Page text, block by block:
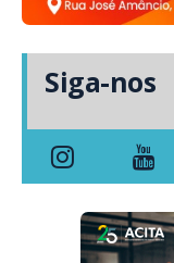
Siga-nos